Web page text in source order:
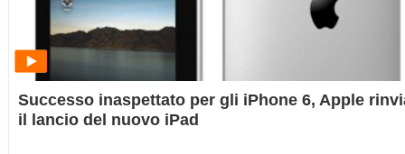
Successo inaspettato per gli iPhone 6, Apple
il lancio del nuovo iPad